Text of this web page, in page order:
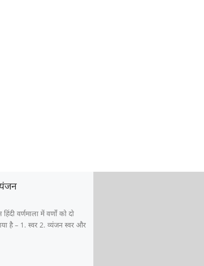
वर्णमाला में वर्णों को दो
है – 1. स्वर 2. व्यंजन स्वर और